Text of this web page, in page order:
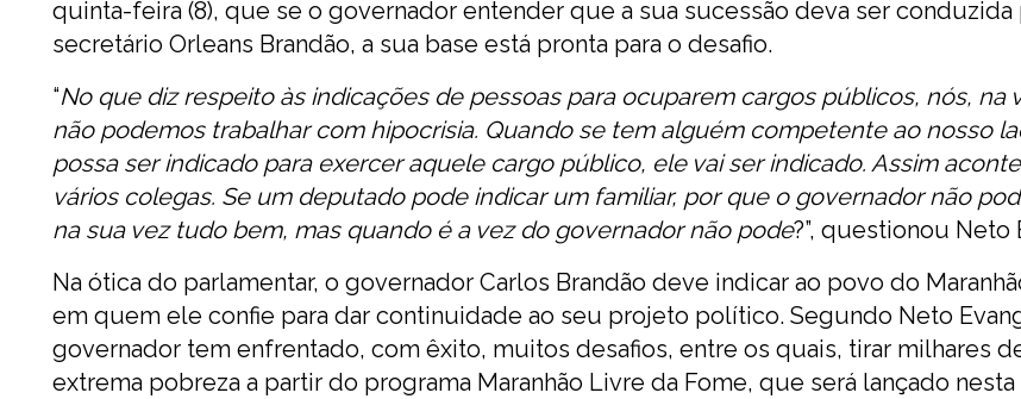
quinta-feira (8), que se o governador entender que a sua sucessão deva ser conduzida
secretário Orleans Brandão, a sua base está pronta para o desafio.
“No que diz respeito às indicações de pessoas para ocuparem cargos públicos, nós, na
não podemos trabalhar com hipocrisia. Quando se tem alguém competente ao nosso
possa ser indicado para exercer aquele cargo público, ele vai ser indicado. Assim
vários colegas. Se um deputado pode indicar um familiar, por que o governador não
na sua vez tudo bem, mas quando é a vez do governador não pode?”, questionou Neto
Na ótica do parlamentar, o governador Carlos Brandão deve indicar ao povo do
em quem ele confie para dar continuidade ao seu projeto político. Segundo Neto
governador tem enfrentado, com êxito, muitos desafios, entre os quais, tirar milhares
extrema pobreza a partir do programa Maranhão Livre da Fome, que será lançado